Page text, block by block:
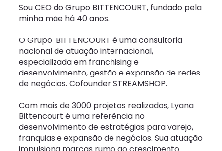
Sou CEO do Grupo BITTENCOURT, fundado pela
minha mãe há 40 anos.
O Grupo BITTENCOURT é uma consultoria
nacional de atuação internacional,
especializada em franchising e
desenvolvimento, gestão e expansão de redes
de negócios. Cofounder STREAMSHOP.
Com mais de 3000 projetos realizados, Lyana
Bittencourt é uma referência no
desenvolvimento de estratégias para varejo,
franquias e expansão de negócios. Sua atuação